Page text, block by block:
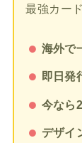
最強カー
海外で
即日発
今なら
デザイ